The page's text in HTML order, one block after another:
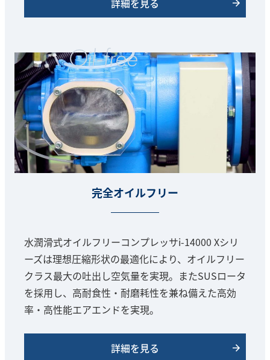
完全オイルフリー
水潤滑式オイルフリーコンプレッサi-14000 Xシリ
ーズは理想圧縮形状の最適化により、オイルフリー
クラス最大の吐出し空気量を実現。またSUSロータ
を採用し、高耐食性・耐磨耗性を兼ね備えた高効
率・高性能エアエンドを実現。
詳細を見る